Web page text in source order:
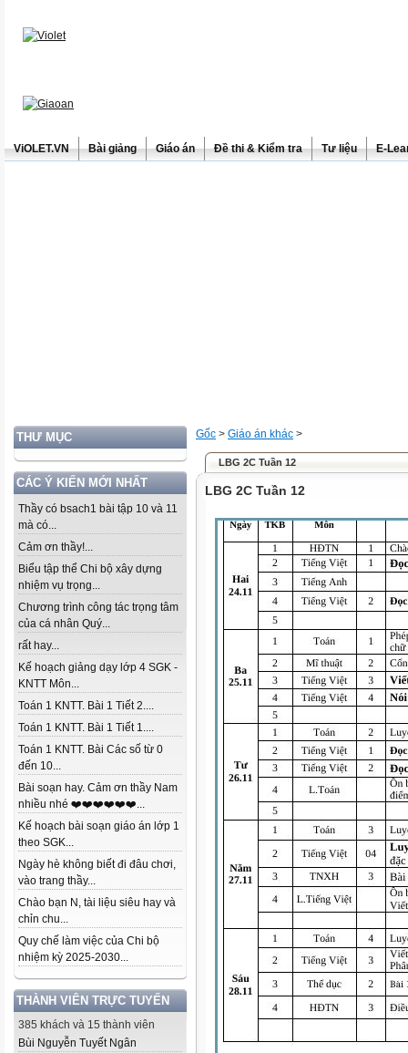
ViOLET.VN Bài giảng Giáo án Đề thi & Kiểm tra Tư liệu E-
THƯ MỤC
CÁC Ý KIẾN MỚI NHẤT
Thầy có bsach1 bài tập 10 và 11
mà có...
Cảm ơn thầy!...
Biểu tập thể Chi bộ xây dựng
nhiệm vụ trọng...
Chương trình công tác trọng tâm
của cá nhân Quý...
rất hay...
Kế hoạch giảng dạy lớp 4 SGK -
KNTT Môn...
Toán 1 KNTT. Bài 1 Tiết 2....
Toán 1 KNTT. Bài 1 Tiết 1....
Toán 1 KNTT. Bài Các số từ 0
đến 10...
Bài soạn hay. Cảm ơn thầy Nam
nhiều nhé ❤️❤️❤️❤️❤️❤️...
Kế hoạch bài soạn giáo án lớp 1
theo SGK...
Ngày hè không biết đi đâu chơi,
vào trang thầy...
Chào bạn N, tài liệu siêu hay và
chỉn chu...
Quy chế làm việc của Chi bộ
nhiệm kỳ 2025-2030...
THÀNH VIÊN TRỰC TUYẾN
385 khách và 15 thành viên
Bùi Nguyễn Tuyết Ngân
Gốc > Giáo án khác >
LBG 2C Tuần 12
LBG 2C Tuần 12